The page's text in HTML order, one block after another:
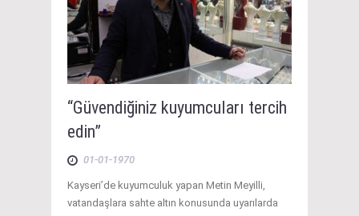
“Güvendiğiniz kuyumcuları tercih
edin”
01-01-1970
Kayseri’de kuyumculuk yapan Metin Meyilli,
vatandaşlara sahte altın konusunda uyarılarda